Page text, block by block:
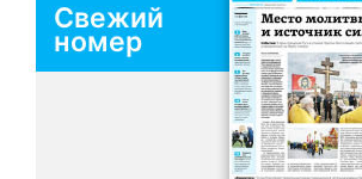
Свежий
номер